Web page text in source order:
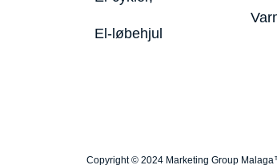
El-løbehjul
Copyright © 2024 Marketing Group